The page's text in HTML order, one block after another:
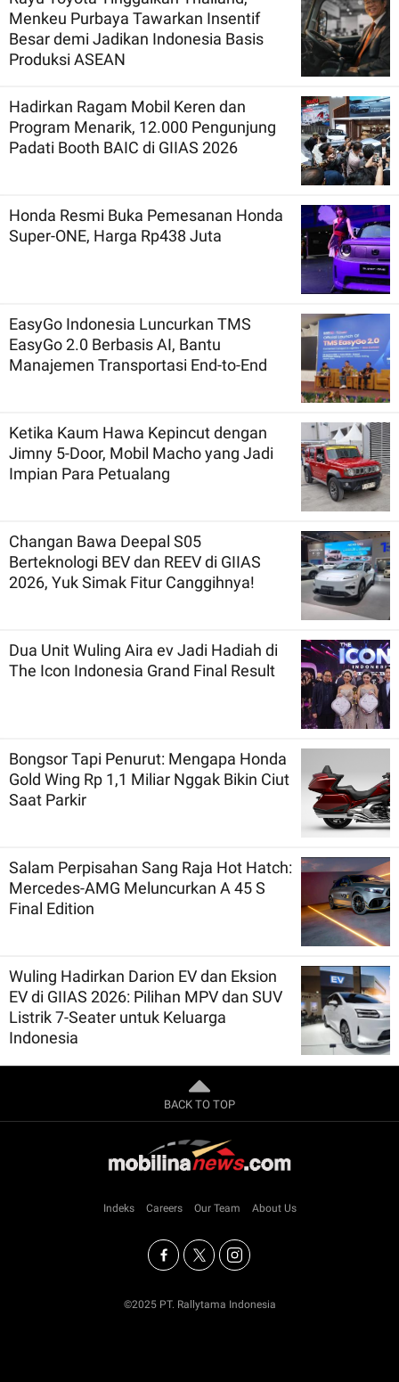
Menkeu Purbaya Tawarkan Insentif
Besar demi Jadikan Indonesia Basis
Produksi ASEAN
Hadirkan Ragam Mobil Keren dan
Program Menarik, 12.000 Pengunjung
Padati Booth BAIC di GIIAS 2026
Honda Resmi Buka Pemesanan Honda
Super-ONE, Harga Rp438 Juta
EasyGo Indonesia Luncurkan TMS
EasyGo 2.0 Berbasis AI, Bantu
Manajemen Transportasi End-to-End
Ketika Kaum Hawa Kepincut dengan
Jimny 5-Door, Mobil Macho yang Jadi
Impian Para Petualang
Changan Bawa Deepal S05
Berteknologi BEV dan REEV di GIIAS
2026, Yuk Simak Fitur Canggihnya!
Dua Unit Wuling Aira ev Jadi Hadiah di
The Icon Indonesia Grand Final Result
Bongsor Tapi Penurut: Mengapa Honda
Gold Wing Rp 1,1 Miliar Nggak Bikin Ciut
Saat Parkir
Salam Perpisahan Sang Raja Hot Hatch:
Mercedes-AMG Meluncurkan A 45 S
Final Edition
Wuling Hadirkan Darion EV dan Eksion
EV di GIIAS 2026: Pilihan MPV dan SUV
Listrik 7-Seater untuk Keluarga
Indonesia
BACK TO TOP
Indeks Careers Our Team About Us
©2025 PT. Rallytama Indonesia